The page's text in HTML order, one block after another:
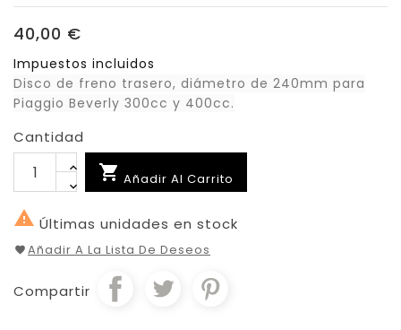
40,00 €
Impuestos incluidos
Disco de freno trasero, diámetro de 240mm para
Piaggio Beverly 300cc y 400cc.
Cantidad
 Añadir Al Carrito
 Últimas unidades en stock
Añadir A La Lista De Deseos
Compartir